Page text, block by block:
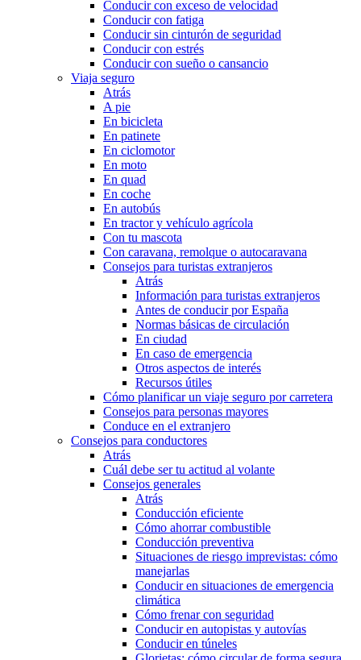
Conducir con exceso de velocidad
Conducir con fatiga
Conducir sin cinturón de seguridad
Conducir con estrés
Conducir con sueño o cansancio
Viaja seguro
Atrás
A pie
En bicicleta
En patinete
En ciclomotor
En moto
En quad
En coche
En autobús
En tractor y vehículo agrícola
Con tu mascota
Con caravana, remolque o autocaravana
Consejos para turistas extranjeros
Atrás
Información para turistas extranjeros
Antes de conducir por España
Normas básicas de circulación
En ciudad
En caso de emergencia
Otros aspectos de interés
Recursos útiles
Cómo planificar un viaje seguro por carretera
Consejos para personas mayores
Conduce en el extranjero
Consejos para conductores
Atrás
Cuál debe ser tu actitud al volante
Consejos generales
Atrás
Conducción eficiente
Cómo ahorrar combustible
Conducción preventiva
Situaciones de riesgo imprevistas: cómo
manejarlas
Conducir en situaciones de emergencia
climática
Cómo frenar con seguridad
Conducir en autopistas y autovías
Conducir en túneles